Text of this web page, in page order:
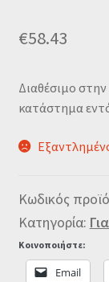
€58.43
Διαθέσιμο
κατάστημα
Κωδικός
Κατηγορία:
Κοινοποιήστε:
Email